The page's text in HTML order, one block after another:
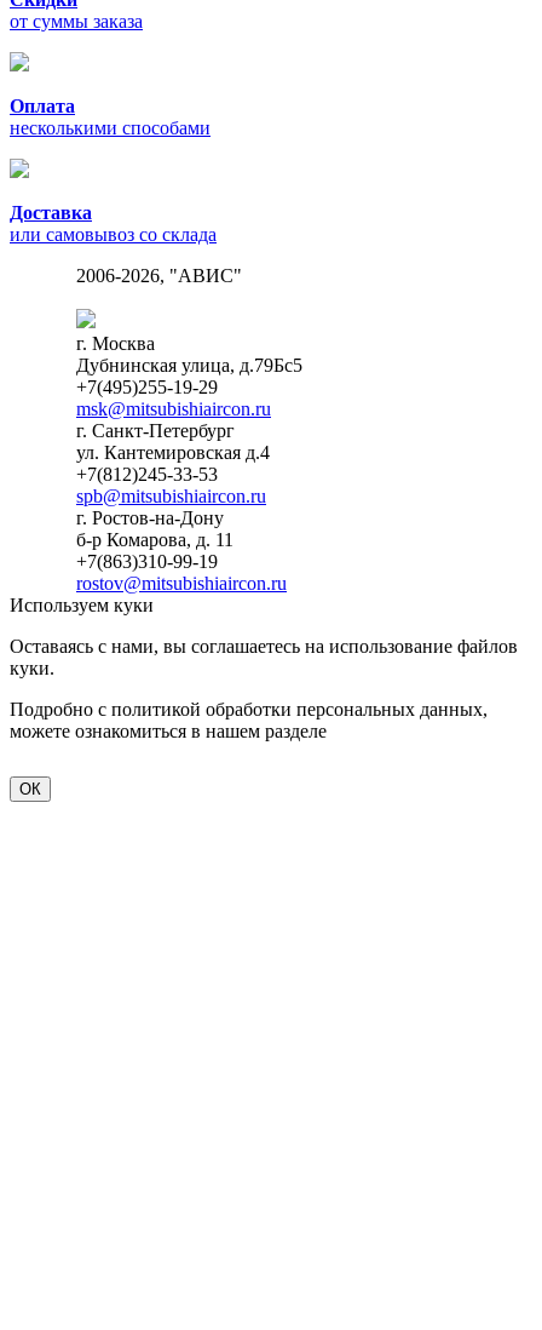
от суммы заказа
Оплата
несколькими способами
Доставка
или самовывоз со склада
2006-2026, "АВИС"
г. Москва
Дубнинская улица, д.79Бс5
+7(495)255-19-29
msk@mitsubishiaircon.ru
г. Санкт-Петербург
ул. Кантемировская д.4
+7(812)245-33-53
spb@mitsubishiaircon.ru
г. Ростов-на-Дону
б-р Комарова, д. 11
+7(863)310-99-19
rostov@mitsubishiaircon.ru
Используем куки
Оставаясь с нами, вы соглашаетесь на использование файлов
куки.
Подробно с политикой обработки персональных данных,
можете ознакомиться в нашем разделе
ОК